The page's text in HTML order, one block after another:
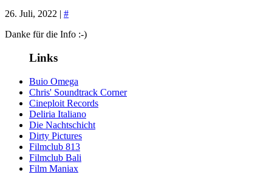
26. Juli, 2022 | #
Danke für die Info :-)
Links
Buio Omega
Chris' Soundtrack Corner
Cineploit Records
Deliria Italiano
Die Nachtschicht
Dirty Pictures
Filmclub 813
Filmclub Bali
Film Maniax